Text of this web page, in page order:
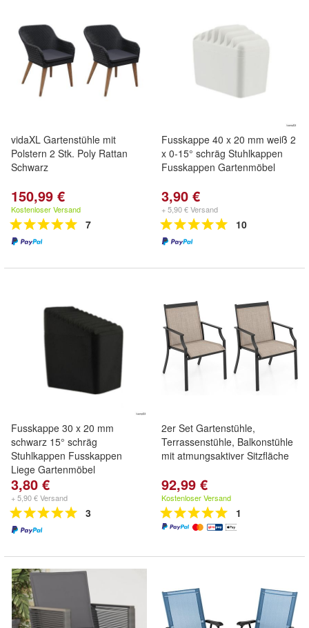
vidaXL Gartenstühle mit
Polstern 2 Stk. Poly Rattan
Schwarz
150,99 €
Kostenloser Versand
7
Fusskappe 40 x 20 mm weiß 2
x 0-15° schräg Stuhlkappen
Fusskappen Gartenmöbel
3,90 €
+ 5,90 € Versand
10
Fusskappe 30 x 20 mm
schwarz 15° schräg
Stuhlkappen Fusskappen
Liege Gartenmöbel
3,80 €
+ 5,90 € Versand
3
2er Set Gartenstühle,
Terrassenstühle, Balkonstühle
mit atmungsaktiver Sitzfläche
92,99 €
Kostenloser Versand
1